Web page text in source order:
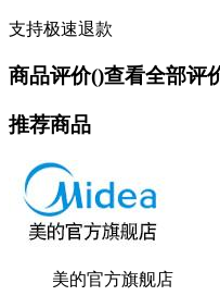
支持极速退款
商品评价()查看全部评
推荐商品
美的官方旗舰店